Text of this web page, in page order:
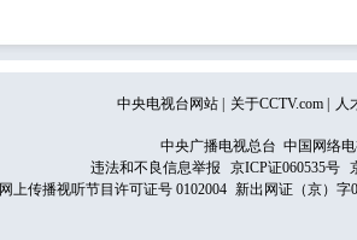
中央电视台网站 关于CCTV.com 人
中央广播电视总台 中国网络
违法和不良信息举报
京ICP证060535号
网上传播视听节目许可证号 0102004 新出网证（京）